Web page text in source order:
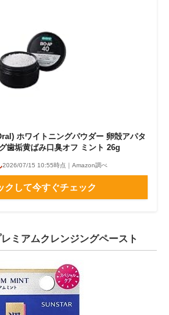
ホワイトニングパウダー 卵殻アパタ
歯垢黄ばみ口臭オフ ミント 26g
2026/07/15 10:55時点｜Amazon調べ
クして今すぐチェック
ミアムクレンジングペースト